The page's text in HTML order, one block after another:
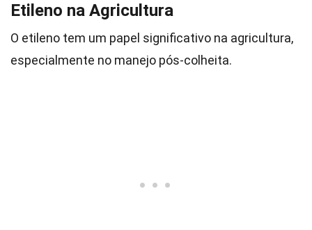
Etileno na Agricultura
O etileno tem um papel significativo na agricultura,
especialmente no manejo pós-colheita.